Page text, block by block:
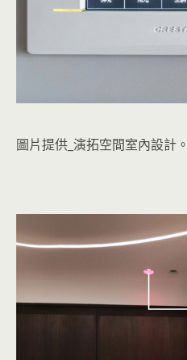
圖片提供_演拓空間室內設計。